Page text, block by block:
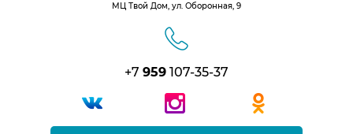
МЦ Твой Дом, ул. Оборонная, 9
+7 959 107-35-37